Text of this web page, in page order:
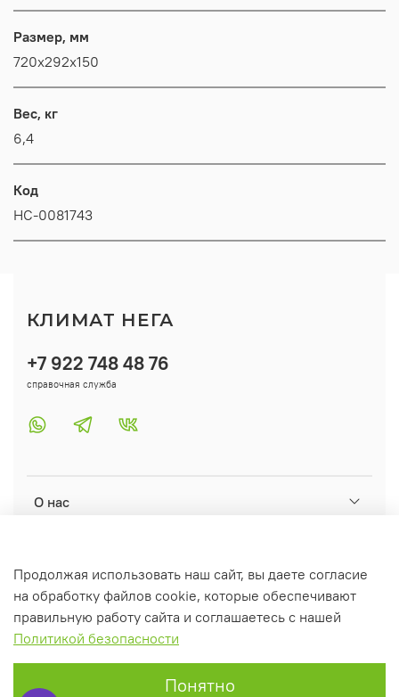
Размер, мм
720x292x150
Вес, кг
6,4
Код
НС-0081743
О нас
Информация
+7 922 748 48 76
справочная служба
КЛИМАТ НЕГА
Продолжая использовать наш сайт, вы даете согласие
на обработку файлов cookie, которые обеспечивают
правильную работу сайта и соглашаетесь с нашей
Политикой безопасности
Понятно